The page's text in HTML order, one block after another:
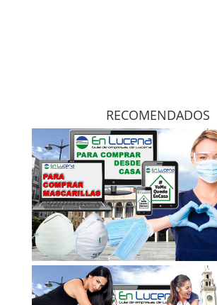
RECOMENDADOS